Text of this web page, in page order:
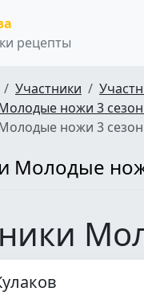
рецепты
Участники
ножи 3 сезон
ножи 3 сезон
Молодые